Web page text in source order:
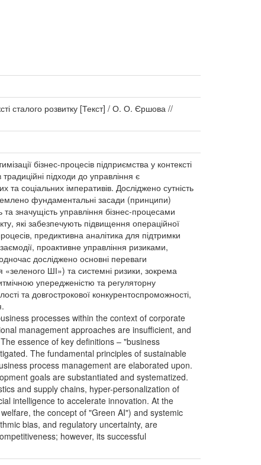
сталого розвитку [Текст] / О. О. Єршова //
бізнес-процесів підприємства у контексті
підходи до управління є
та соціальних імперативів. Досліджено сутність
фундаментальні засади (принципи)
та значущість управління бізнес-процесами
які забезпечують підвищення операційної
предиктивна аналітика для підтримки
проактивне управління ризиками,
досліджено основні переваги
«зеленого ШІ») та системні ризики, зокрема
упередженістю та регуляторну
та довгострокової конкурентоспроможності,
processes within the context of corporate
management approaches are insufficient, and
essence of key definitions – "business
The fundamental principles of sustainable
process management are elaborated upon.
goals are substantiated and systematized.
and supply chains, hyper-personalization of
intelligence to accelerate innovation. At the
the concept of "Green AI") and systemic
bias, and regulatory uncertainty, are
however, its successful